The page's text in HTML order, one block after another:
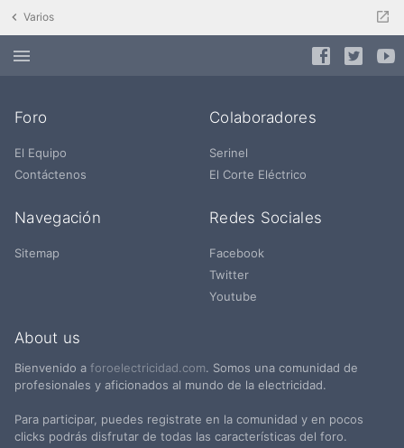
Varios
Foro
El Equipo
Contáctenos
Colaboradores
Serinel
El Corte Eléctrico
Navegación
Sitemap
Redes Sociales
Facebook
Twitter
Youtube
About us
Bienvenido a foroelectricidad.com. Somos una comunidad de
profesionales y aficionados al mundo de la electricidad.
Para participar, puedes registrate en la comunidad y en pocos
clicks podrás disfrutar de todas las características del foro.